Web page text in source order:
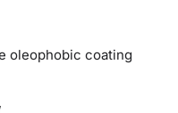
oleophobic coating